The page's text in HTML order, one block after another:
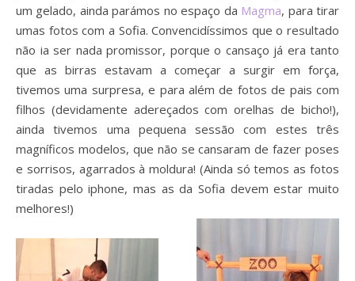
um gelado, ainda parámos no espaço da Magma, para tirar
umas fotos com a Sofia. Convencidíssimos que o resultado
não ia ser nada promissor, porque o cansaço já era tanto
que as birras estavam a começar a surgir em força,
tivemos uma surpresa, e para além de fotos de pais com
filhos (devidamente adereçados com orelhas de bicho!),
ainda tivemos uma pequena sessão com estes três
magníficos modelos, que não se cansaram de fazer poses
e sorrisos, agarrados à moldura! (Ainda só temos as fotos
tiradas pelo iphone, mas as da Sofia devem estar muito
melhores!)